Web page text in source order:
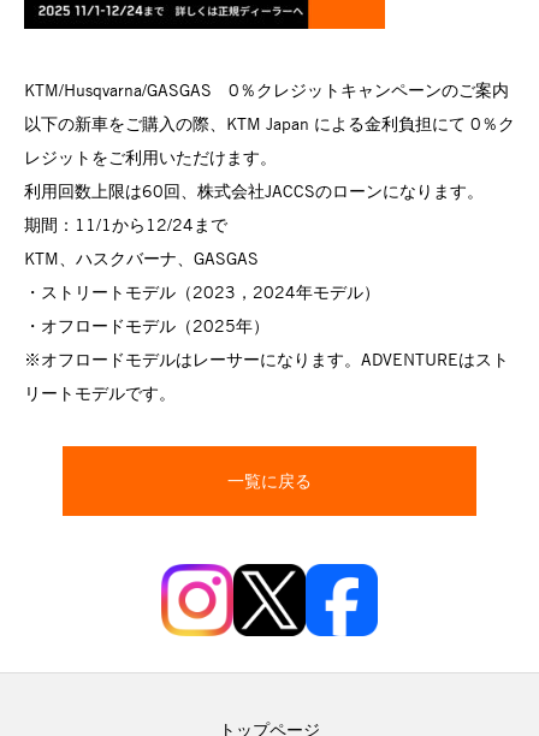
KTM/Husqvarna/GASGAS 0％クレジットキャンペーンのご案内
以下の新車をご購入の際、KTM Japan による金利負担にて 0％ク
レジットをご利用いただけます。
利用回数上限は60回、株式会社JACCSのローンになります。
期間：11/1から12/24まで
KTM、ハスクバーナ、GASGAS
・ストリートモデル（2023，2024年モデル）
・オフロードモデル（2025年）
※オフロードモデルはレーサーになります。ADVENTUREはスト
リートモデルです。
一覧に戻る
トップページ